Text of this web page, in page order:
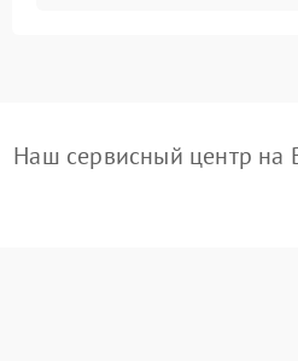
Наш сервисный центр на